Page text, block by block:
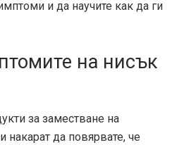
и да научите как да ги
на нисък
за заместване на
накарат да повярвате, че